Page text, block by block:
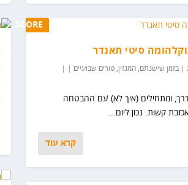
SCORE
סיטי תאנדר
|בזמן שישנתם,המגזין,טורים שבועיים |
|
ומתחילים (איך לא) עם ההבטחה
קשות. נכון ליום...
קרא עוד